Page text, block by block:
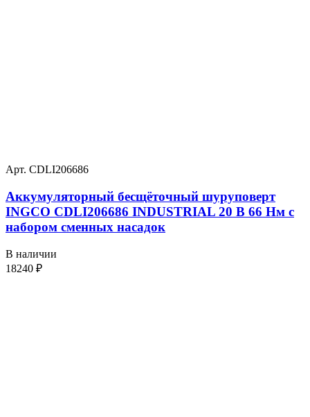
Арт. CDLI206686
Аккумуляторный бесщёточный шуруповерт
INGCO CDLI206686 INDUSTRIAL 20 В 66 Нм с
набором сменных насадок
В наличии
18240 ₽